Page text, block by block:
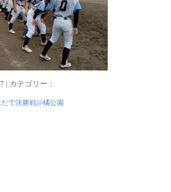
| カテゴリー：
で決勝戦@橘公園